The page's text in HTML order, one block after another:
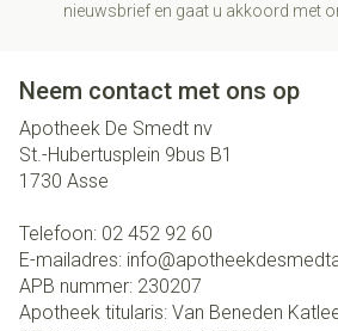
nieuwsbrief en gaat u akkoord met
Neem contact met ons op
Apotheek De Smedt nv
St.-Hubertusplein 9bus B1
1730 Asse
Telefoon: 02 452 92 60
E-mailadres: info@
APB nummer: 230207
Apotheek titularis: Van Beneden